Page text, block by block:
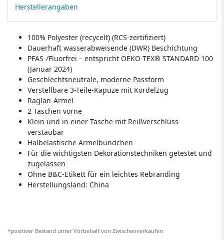
Herstellerangaben
100% Polyester (recycelt) (RCS-zertifiziert)
Dauerhaft wasserabweisende (DWR) Beschichtung
PFAS-/Fluorfrei – entspricht OEKO-TEX® STANDARD 100
(Januar 2024)
Geschlechtsneutrale, moderne Passform
Verstellbare 3-Teile-Kapuze mit Kordelzug
Raglan-Ärmel
2 Taschen vorne
Klein und in einer Tasche mit Reißverschluss
verstaubar
Halbelastische Ärmelbündchen
Für die wichtigsten Dekorationstechniken getestet und
zugelassen
Ohne B&C-Etikett für ein leichtes Rebranding
Herstellungsland: China
*positiver Bestand unter Vorbehalt von Zwischenverkäufen